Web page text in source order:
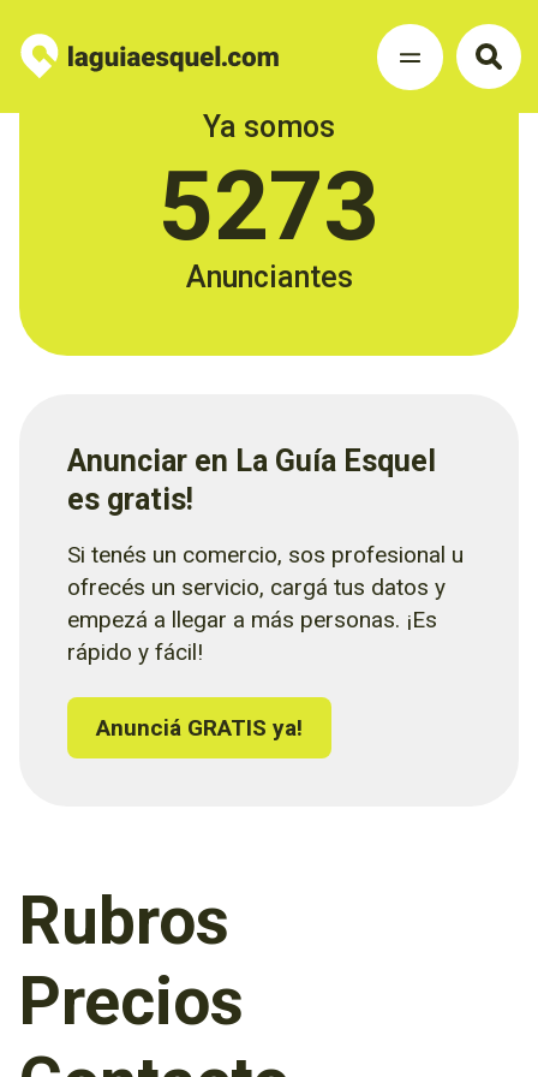
Ya somos
5273
Anunciantes
Anunciar en La Guía Esquel
es gratis!
Si tenés un comercio, sos profesional u
ofrecés un servicio, cargá tus datos y
empezá a llegar a más personas. ¡Es
rápido y fácil!
Anunciá GRATIS ya!
Rubros
Precios